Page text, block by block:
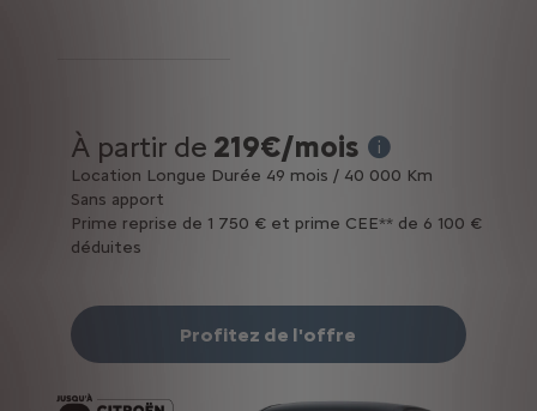
À partir de 219€/mois
* Exemple pour une
Location Longue Durée 49 mois / 40 000 Km
Sans apport
Prime reprise de 1 750 € et prime CEE** de 6 100 €
déduites
Profitez de l'offre